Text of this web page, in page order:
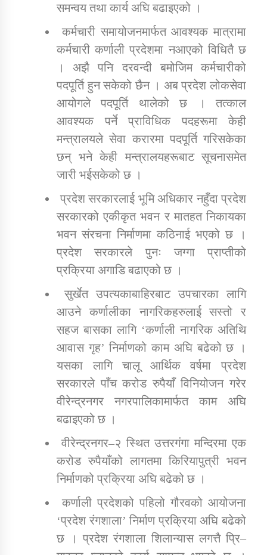
समन्वय तथा कार्य अघि बढाइएको ।
कर्मचारी समायोजनमार्फत आवश्यक मात्रामा
कर्मचारी कर्णाली प्रदेशमा नआएको विधितै छ
। अझै पनि दरवन्दी बमोजिम कर्मचारीको
पदपूर्ति हुन सकेको छैन । अब प्रदेश लोकसेवा
आयोगले पदपूर्ति थालेको छ । तत्काल
आवश्यक पर्ने प्राविधिक पदहरूमा केही
मन्त्रालयले सेवा करारमा पदपूर्ति गरिसकेका
छन् भने केही मन्त्रालयहरूबाट सूचनासमेत
जारी भईसकेको छ ।
प्रदेश सरकारलाई भूमि अधिकार नहुँदा प्रदेश
सरकारको एकीकृत भवन र मातहत निकायका
भवन संरचना निर्माणमा कठिनाई भएको छ ।
प्रदेश सरकारले पुनः जग्गा प्राप्तीको
प्रक्रिया अगाडि बढाएको छ ।
सुर्खेत उपत्यकाबाहिरबाट उपचारका लागि
आउने कर्णालीका नागरिकहरुलाई सस्तो र
सहज बासका लागि ‘कर्णाली नागरिक अतिथि
आवास गृह’ निर्माणको काम अघि बढेको छ ।
यसका लागि चालू आर्थिक वर्षमा प्रदेश
सरकारले पाँच करोड रुपैयाँ विनियोजन गरेर
वीरेन्द्रनगर नगरपालिकामार्फत काम अघि
बढाइएको छ ।
वीरेन्द्रनगर–२ स्थित उत्तरगंगा मन्दिरमा एक
करोड रुपैयाँको लागतमा किरियापुत्री भवन
निर्माणको प्रक्रिया अघि बढेको छ ।
कर्णाली प्रदेशको पहिलो गौरवको आयोजना
‘प्रदेश रंगशाला’ निर्माण प्रक्रिया अघि बढेको
छ । प्रदेश रंगशाला शिलान्यास लगत्तै प्रि–